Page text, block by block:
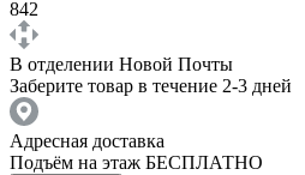
842
В отделении Новой Почты
Заберите товар в течение 2-3 дней
Адресная доставка
Подъём на этаж БЕСПЛАТНО